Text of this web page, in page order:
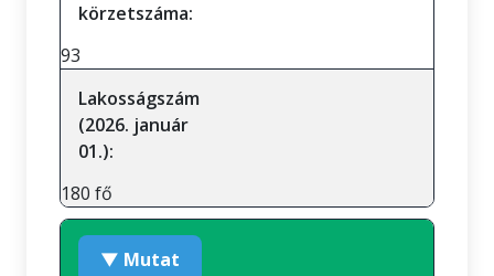
körzetszáma:
93
Lakosságszám
(2026. január
01.):
180 fő
▼ Mutat